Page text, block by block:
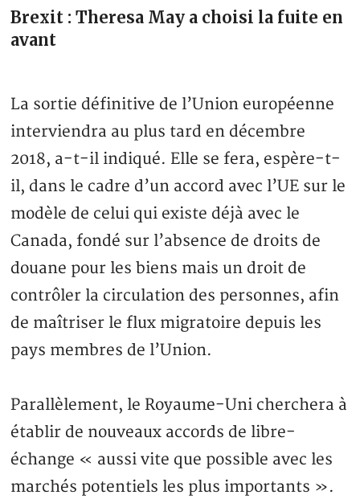
Brexit : Theresa May a choisi la fuite en
avant
La sortie définitive de l’Union européenne
interviendra au plus tard en décembre
2018, a-t-il indiqué. Elle se fera, espère-t-
il, dans le cadre d’un accord avec l’UE sur le
modèle de celui qui existe déjà avec le
Canada, fondé sur l’absence de droits de
douane pour les biens mais un droit de
contrôler la circulation des personnes, afin
de maîtriser le flux migratoire depuis les
pays membres de l’Union.
Parallèlement, le Royaume-Uni cherchera à
établir de nouveaux accords de libre-
échange « aussi vite que possible avec les
marchés potentiels les plus importants ».